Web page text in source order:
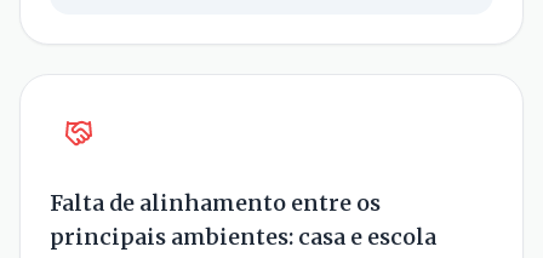
Falta de alinhamento entre os
principais ambientes: casa e escola